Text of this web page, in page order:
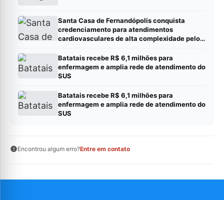
Santa Casa de Fernandópolis conquista
credenciamento para atendimentos
cardiovasculares de alta complexidade pelo
Batatais recebe R$ 6,1 milhões para
enfermagem e amplia rede de atendimento do
SUS
Batatais recebe R$ 6,1 milhões para
enfermagem e amplia rede de atendimento do
SUS
Encontrou algum erro?Entre em contato